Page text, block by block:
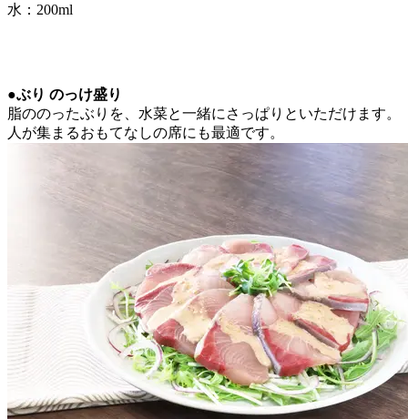
水：200ml
●ぶり のっけ盛り
脂ののったぶりを、水菜と一緒にさっぱりといただけます。
人が集まるおもてなしの席にも最適です。